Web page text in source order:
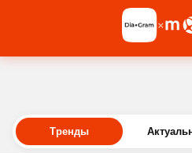
×
Тренды